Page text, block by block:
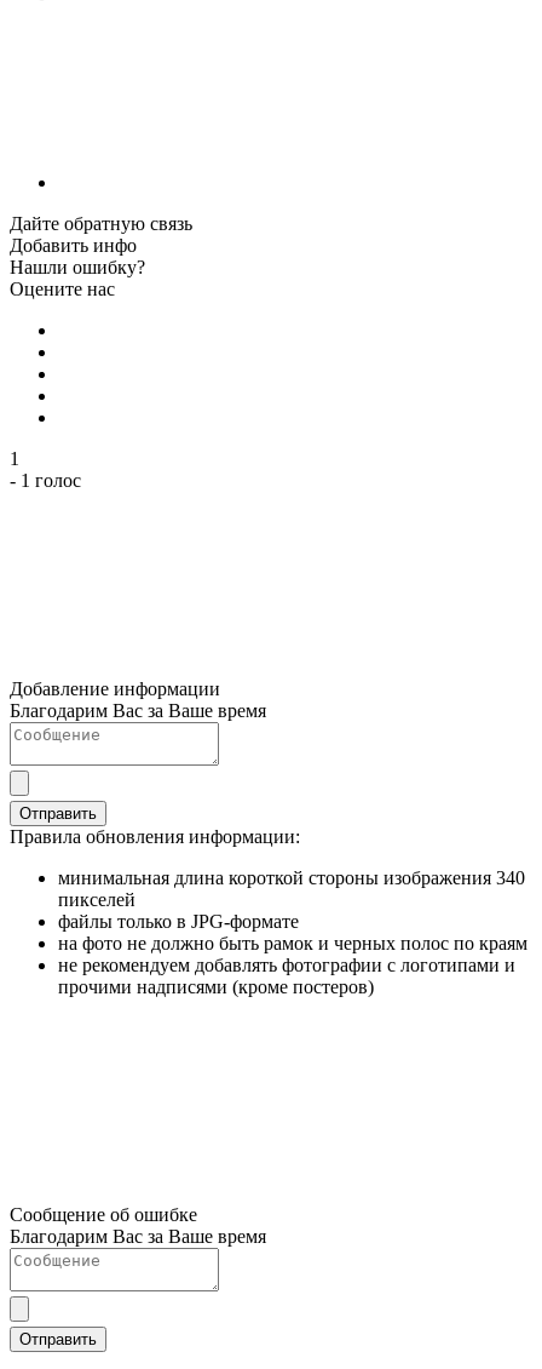
Дайте обратную связь
Добавить инфо
Нашли ошибку?
Оцените нас
1
- 1 голос
Добавление информации
Благодарим Вас за Ваше время
Отправить
Правила обновления информации:
минимальная длина короткой стороны изображения 340
пикселей
файлы только в JPG-формате
на фото не должно быть рамок и черных полос по краям
не рекомендуем добавлять фотографии с логотипами и
прочими надписями (кроме постеров)
Сообщение об ошибке
Благодарим Вас за Ваше время
Отправить